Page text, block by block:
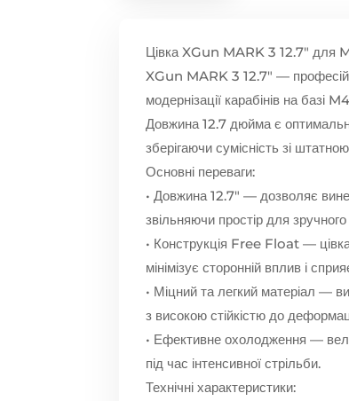
Цівка XGun MARK 3 12.7″ для
XGun MARK 3 12.7″ —
модернізації карабінів на
Довжина 12.7 дюйма є
зберігаючи сумісність зі
Основні переваги:
• Довжина 12.7″ — дозволяє
звільняючи простір для
• Конструкція Free Float —
мінімізує сторонній вплив і
• Міцний та легкий матеріал —
з високою стійкістю до
• Ефективне охолодження —
під час інтенсивної стрільби.
Технічні характеристики: